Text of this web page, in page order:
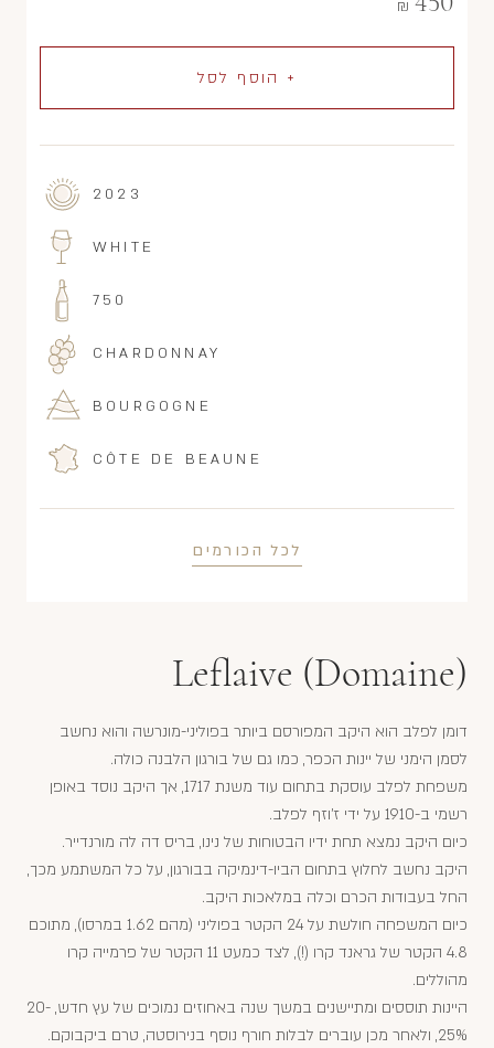
₪
+ הוסף לסל
2023
WHITE
750
CHARDONNAY
BOURGOGNE
CÔTE DE BEAUNE
לכל הכורמים
Leflaive (Domaine)
דומן לפלב הוא היקב המפורסם ביותר בפוליני-מונרשה והוא נחשב
לסמן הימני של יינות הכפר, כמו גם של בורגון הלבנה כולה.
משפחת לפלב עוסקת בתחום עוד משנת 1717, אך היקב נוסד באופן
רשמי ב-1910 על ידי ז'וזף לפלב.
כיום היקב נמצא תחת ידיו הבטוחות של נינו, בריס דה לה מורנדייר.
היקב נחשב לחלוץ בתחום הביו-דינמיקה בבורגון, על כל המשתמע מכך,
החל בעבודות הכרם וכלה במלאכות היקב.
כיום המשפחה חולשת על 24 הקטר בפוליני (מהם 1.62 במרסו), מתוכם
4.8 הקטר של גראנד קרו (!), לצד כמעט 11 הקטר של פרמייה קרו
מהוללים.
היינות תוססים ומתיישנים במשך שנה באחוזים נמוכים של עץ חדש, 20-
25%, ולאחר מכן עוברים לבלות חורף נוסף בנירוסטה, טרם ביקבוקם.